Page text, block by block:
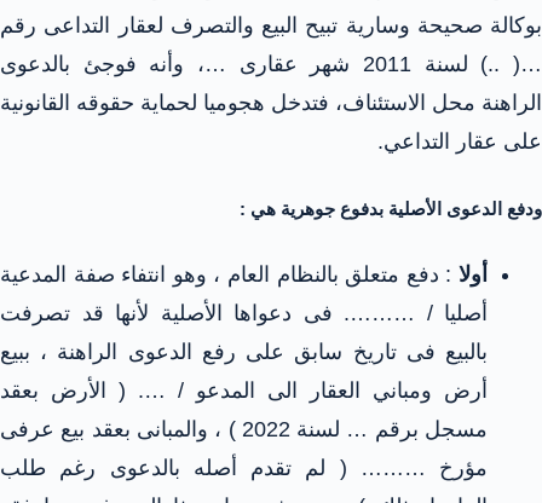
بوكالة صحيحة وسارية تبيح البيع والتصرف لعقار التداعى رقم
…( ..) لسنة 2011 شهر عقارى …، وأنه فوجئ بالدعوى
الراهنة محل الاستئناف، فتدخل هجوميا لحماية حقوقه القانونية
على عقار التداعي.
ودفع الدعوى الأصلية بدفوع جوهرية هي :
أولا : دفع متعلق بالنظام العام ، وهو انتفاء صفة المدعية
أصليا / ………. فى دعواها الأصلية لأنها قد تصرفت
بالبيع فى تاريخ سابق على رفع الدعوى الراهنة ، ببيع
أرض ومباني العقار الى المدعو / …. ( الأرض بعقد
مسجل برقم … لسنة 2022 ) ، والمبانى بعقد بيع عرفى
مؤرخ ……… ( لم تقدم أصله بالدعوى رغم طلب